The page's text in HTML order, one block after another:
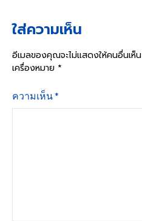
ใส่ความเห็น
อีเมลของคุณจะไม่แสดงให้คนอื่นเห็น
เครื่องหมาย *
ความเห็น*